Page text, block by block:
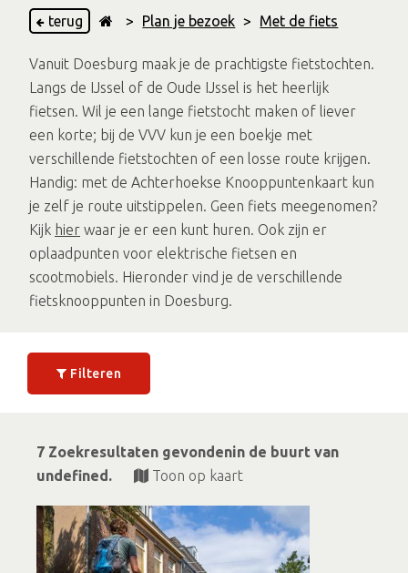
terug > Plan je bezoek > Met de fiets
Vanuit Doesburg maak je de prachtigste fietstochten.
Langs de IJssel of de Oude IJssel is het heerlijk
fietsen. Wil je een lange fietstocht maken of liever
een korte; bij de VVV kun je een boekje met
verschillende fietstochten of een losse route krijgen.
Handig: met de Achterhoekse Knooppuntenkaart kun
je zelf je route uitstippelen. Geen fiets meegenomen?
Kijk hier waar je er een kunt huren. Ook zijn er
oplaadpunten voor elektrische fietsen en
scootmobiels. Hieronder vind je de verschillende
fietsknooppunten in Doesburg.
Filteren
7 Zoekresultaten gevondenin de buurt van
undefined.
Toon op kaart